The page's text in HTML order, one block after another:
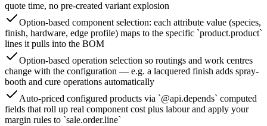
quote time, no pre-created variant explosion
Option-based component selection: each attribute value (species,
finish, hardware, edge profile) maps to the specific `product.product`
lines it pulls into the BOM
Option-based operation selection so routings and work centres
change with the configuration — e.g. a lacquered finish adds spray-
booth and cure operations automatically
Auto-priced configured products via `@api.depends` computed
fields that roll up real component cost plus labour and apply your
margin rules to `sale.order.line`